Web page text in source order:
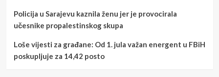
Policija u Sarajevu kaznila ženu jer je provocirala
učesnike propalestinskog skupa
Loše vijesti za građane: Od 1. jula važan energent u FBiH
poskupljuje za 14,42 posto